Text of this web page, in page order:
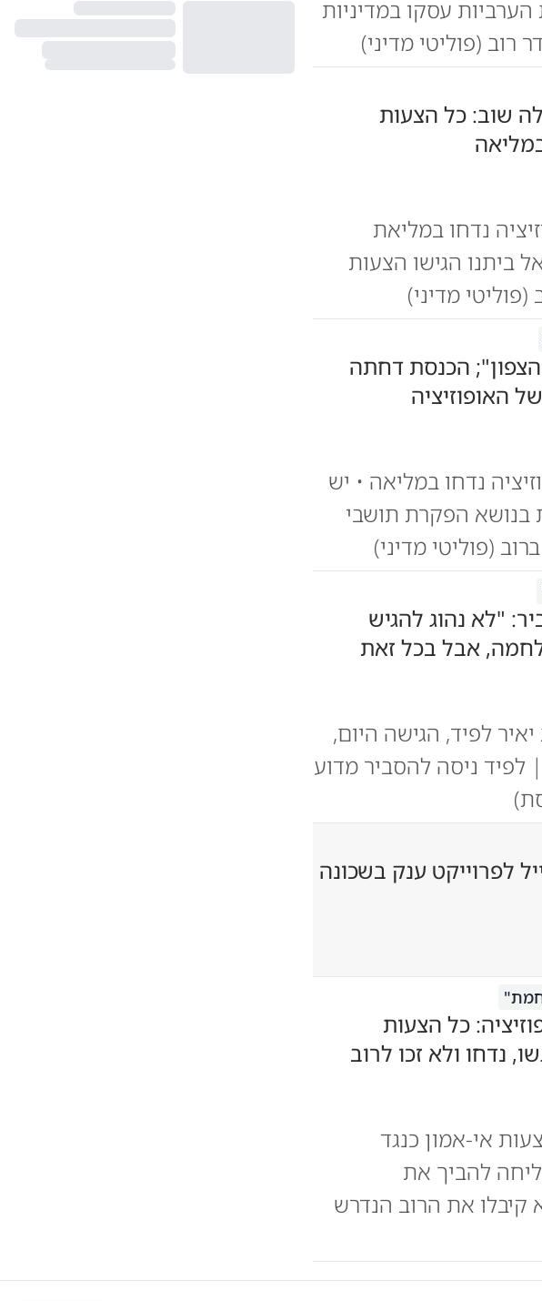
עסקו במדיניות
רוב (פוליטי מדיני)
שוב: כל הצעות
נדחו במליאת
ביתנו הגישו הצעות
מדיני)
הכנסת דחתה
האופוזיציה
נדחו במליאה • יש
בנושא הפקרת תושבי
(פוליטי מדיני)
"לא נהוג להגיש
אבל בכל זאת
לפיד, הגישה היום,
ניסה להסביר מדוע
לפרוייקט ענק בשכונה
כל הצעות
נדחו ולא זכו לרוב
אי-אמון כנגד
להביך את
קיבלו את הרוב הנדרש